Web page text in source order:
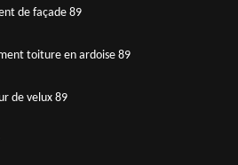
de façade 89
toiture en ardoise 89
de velux 89